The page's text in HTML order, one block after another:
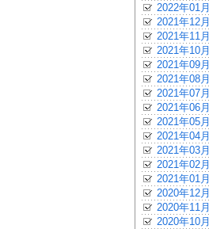
2022年01月
2021年12月
2021年11月
2021年10月
2021年09月
2021年08月
2021年07月
2021年06月
2021年05月
2021年04月
2021年03月
2021年02月
2021年01月
2020年12月
2020年11月
2020年10月